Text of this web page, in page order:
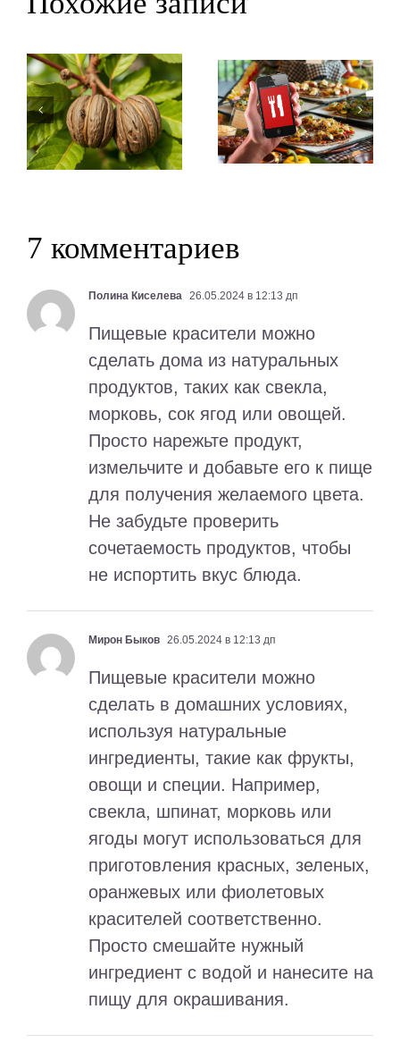
7 комментариев
Полина Киселева 26.05.2024 в 12:13 дп
Пищевые красители можно
сделать дома из натуральных
продуктов, таких как свекла,
морковь, сок ягод или овощей.
Просто нарежьте продукт,
измельчите и добавьте его к пище
для получения желаемого цвета.
Не забудьте проверить
сочетаемость продуктов, чтобы
не испортить вкус блюда.
Мирон Быков 26.05.2024 в 12:13 дп
Пищевые красители можно
сделать в домашних условиях,
используя натуральные
ингредиенты, такие как фрукты,
овощи и специи. Например,
свекла, шпинат, морковь или
ягоды могут использоваться для
приготовления красных, зеленых,
оранжевых или фиолетовых
красителей соответственно.
Просто смешайте нужный
ингредиент с водой и нанесите на
пищу для окрашивания.